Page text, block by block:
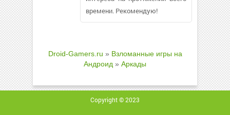
времени. Рекомендую!
Droid-Gamers.ru » Взломанные игры на
Андроид » Аркады
Copyright © 2023